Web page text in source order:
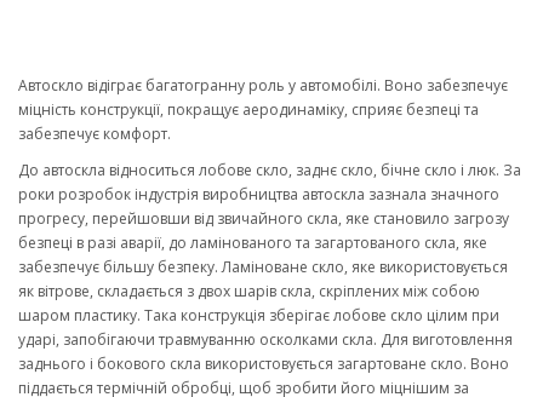
Автоскло відіграє багатогранну роль у автомобілі. Воно забезпечує
міцність конструкції, покращує аеродинаміку, сприяє безпеці та
забезпечує комфорт.
До автоскла відноситься лобове скло, заднє скло, бічне скло і люк. За
роки розробок індустрія виробництва автоскла зазнала значного
прогресу, перейшовши від звичайного скла, яке становило загрозу
безпеці в разі аварії, до ламінованого та загартованого скла, яке
забезпечує більшу безпеку. Ламіноване скло, яке використовується
як вітрове, складається з двох шарів скла, скріплених між собою
шаром пластику. Така конструкція зберігає лобове скло цілим при
ударі, запобігаючи травмуванню осколками скла. Для виготовлення
заднього і бокового скла використовується загартоване скло. Воно
піддається термічній обробці, щоб зробити його міцнішим за